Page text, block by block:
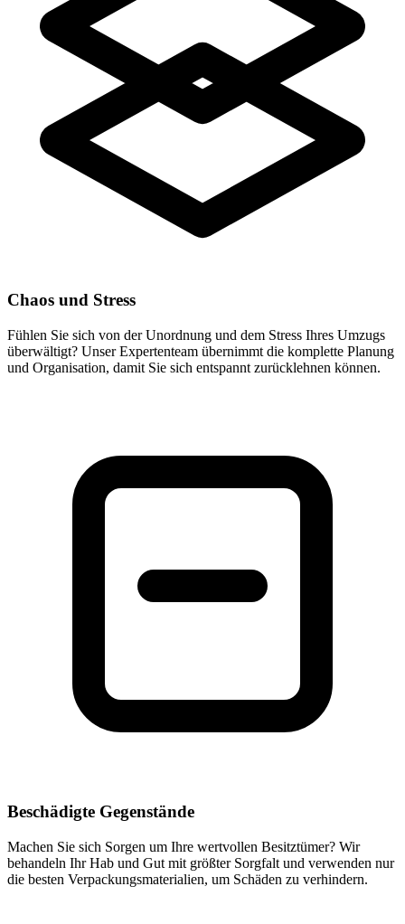
Chaos und Stress
Fühlen Sie sich von der Unordnung und dem Stress Ihres Umzugs
überwältigt? Unser Expertenteam übernimmt die komplette Planung
und Organisation, damit Sie sich entspannt zurücklehnen können.
Beschädigte Gegenstände
Machen Sie sich Sorgen um Ihre wertvollen Besitztümer? Wir
behandeln Ihr Hab und Gut mit größter Sorgfalt und verwenden nur
die besten Verpackungsmaterialien, um Schäden zu verhindern.